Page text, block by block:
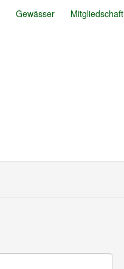
Gewässer Mitgliedschaft